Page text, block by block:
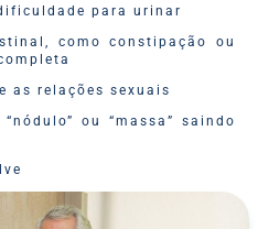
para urinar
como constipação ou
as relações sexuais
ou “massa” saindo